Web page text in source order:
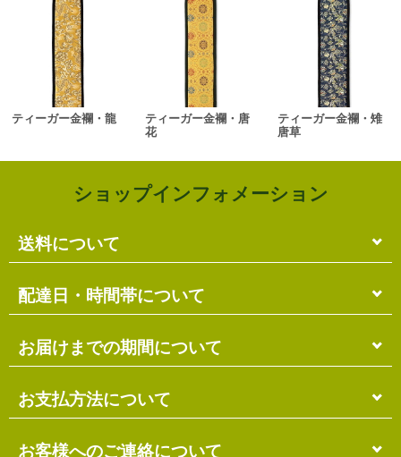
ティーガー金襴・龍
ティーガー金襴・唐
花
ティーガー金襴・雉
唐草
ショップインフォメーション
送料について
単品のみの場合
各商品に記載の送料となります。
複数商品の場合
ます。
送料には梱包料も含まれています。
※ショッピングカートの仕組み上、送料が正しく計算
配達日・時間帯について
配達日・配達時間帯のご指定は出来ません。
お届け先に投函される「ご不在連絡票」より再配達希
望日・時間帯のご指定が可能ですので、こちらをご利
用ください。
お届けまでの期間について
在庫がある場合
ご注文確認日より3営業日以内の発送となります。
離島の場合、上記以上にお時間がかかる場合がありま
お支払方法について
代金引換（＋400円）
お客様へのご連絡について